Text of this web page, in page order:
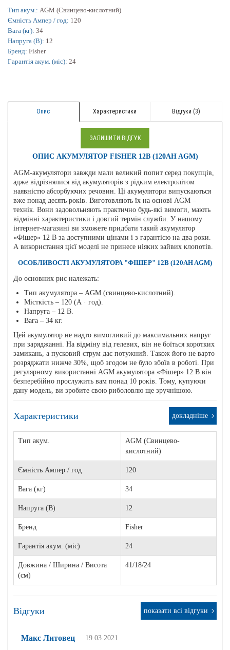
Тип акум.: AGM (Свинцево-кислотний)
Ємність Ампер / год: 120
Вага (кг): 34
Напруга (В): 12
Бренд: Fisher
Гарантія акум. (міс): 24
ЗАЛИШИТИ ВІДГУК
Опис Характеристики Відгуки (3)
ОПИС АКУМУЛЯТОР FISHER 12B (120AH AGM)
AGM-акумулятори завжди мали великий попит серед покупців,
адже відрізнялися від акумуляторів з рідким електролітом
наявністю абсорбуючих речовин. Ці акумулятори випускаються
вже понад десять років. Виготовляють їх на основі AGM –
технік. Вони задовольняють практично будь-які вимоги, мають
відмінні характеристики і довгий термін служби. У нашому
інтернет-магазині ви зможете придбати такий акумулятор
«Фішер» 12 В за доступними цінами і з гарантією на два роки.
А використання цієї моделі не принесе ніяких зайвих клопотів.
ОСОБЛИВОСТІ АКУМУЛЯТОРА "ФІШЕР" 12B (120AH AGM)
До основних рис належать:
Тип акумулятора – AGM (свинцево-кислотний).
Місткість – 120 (А · год).
Напруга – 12 В.
Вага – 34 кг.
Цей акумулятор не надто вимогливий до максимальних напруг
при заряджанні. На відміну від гелевих, він не боїться коротких
замикань, а пусковий струм дає потужний. Також його не варто
розряджати нижче 30%, щоб згодом не було збоїв в роботі. При
регулярному використанні AGM акумулятора «Фішер» 12 В він
безперебійно прослужить вам понад 10 років. Тому, купуючи
дану модель, ви зробите свою риболовлю ще зручнішою.
Характеристики докладніше
Тип акум.
AGM (Свинцево-
кислотний)
Ємність Ампер / год 120
Вага (кг) 34
Напруга (В) 12
Бренд Fisher
Гарантія акум. (міс) 24
Довжина / Ширина / Висота
(см)
41/18/24
Відгуки показати всі відгуки
Макс Литовец 19.03.2021